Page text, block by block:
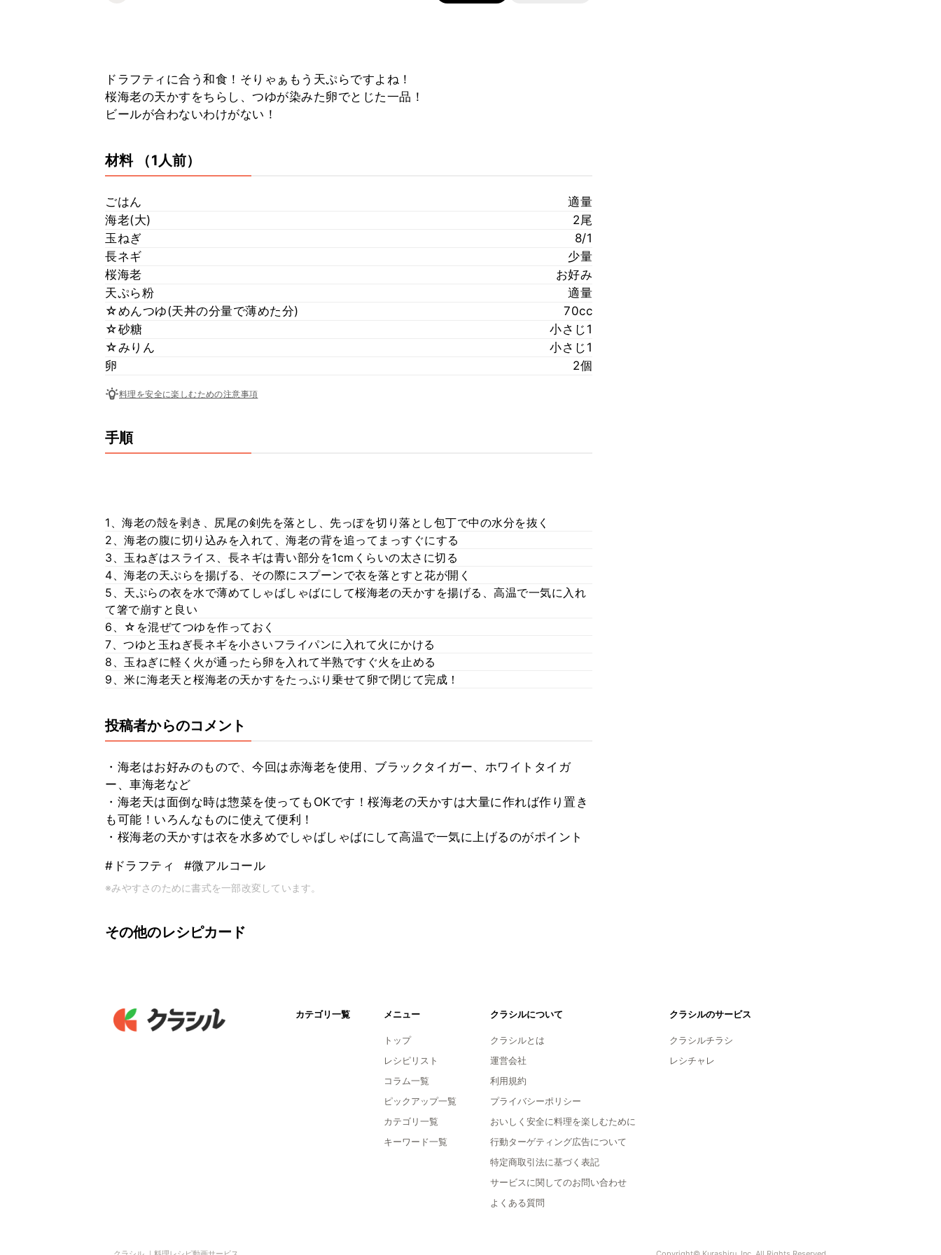
ドラフティに合う和食！そりゃぁもう天ぷらですよね！
桜海老の天かすをちらし、つゆが染みた卵でとじた一品！
ビールが合わないわけがない！
材料 （1人前）
ごはん
適量
海老(大)
2尾
玉ねぎ
8/1
長ネギ
少量
桜海老
お好み
天ぷら粉
適量
☆めんつゆ(天丼の分量で薄めた分)
70cc
☆砂糖
小さじ1
☆みりん
小さじ1
卵
2個
料理を安全に楽しむための注意事項
手順
1、海老の殻を剥き、尻尾の剣先を落とし、先っぽを切り落とし包丁で中の水分を抜く
2、海老の腹に切り込みを入れて、海老の背を追ってまっすぐにする
3、玉ねぎはスライス、長ネギは青い部分を1cmくらいの太さに切る
4、海老の天ぷらを揚げる、その際にスプーンで衣を落とすと花が開く
5、天ぷらの衣を水で薄めてしゃばしゃばにして桜海老の天かすを揚げる、高温で一気に入れ
て箸で崩すと良い
6、☆を混ぜてつゆを作っておく
7、つゆと玉ねぎ長ネギを小さいフライパンに入れて火にかける
8、玉ねぎに軽く火が通ったら卵を入れて半熟ですぐ火を止める
9、米に海老天と桜海老の天かすをたっぷり乗せて卵で閉じて完成！
投稿者からのコメント
・海老はお好みのもので、今回は赤海老を使用、ブラックタイガー、ホワイトタイガ
ー、車海老など
・海老天は面倒な時は惣菜を使ってもOKです！桜海老の天かすは大量に作れば作り置き
も可能！いろんなものに使えて便利！
・桜海老の天かすは衣を水多めでしゃばしゃばにして高温で一気に上げるのがポイント
#ドラフティ #微アルコール
※みやすさのために書式を一部改変しています。
その他のレシピカード
カテゴリ一覧 メニュー
トップ
レシピリスト
コラム一覧
ピックアップ一覧
カテゴリ一覧
キーワード一覧
クラシルについて
クラシルとは
運営会社
利用規約
プライバシーポリシー
おいしく安全に料理を楽しむために
行動ターゲティング広告について
特定商取引法に基づく表記
サービスに関してのお問い合わせ
よくある質問
クラシルのサービス
クラシルチラシ
レシチャレ